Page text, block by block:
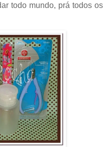
todo mundo, prá todos os